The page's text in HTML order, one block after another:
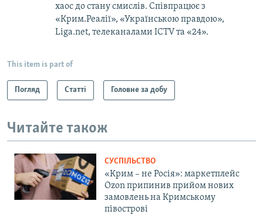
хаос до стану смислів. Співпрацює з
«Крим.Реалії», «Українською правдою»,
Liga.net, телеканалами ICTV та «24».
This item is part of
Погляд Статті Головне за добу
Читайте також
СУСПІЛЬСТВО
«Крим – не Росія»: маркетплейс
Ozon припинив прийом нових
замовлень на Кримському
півострові